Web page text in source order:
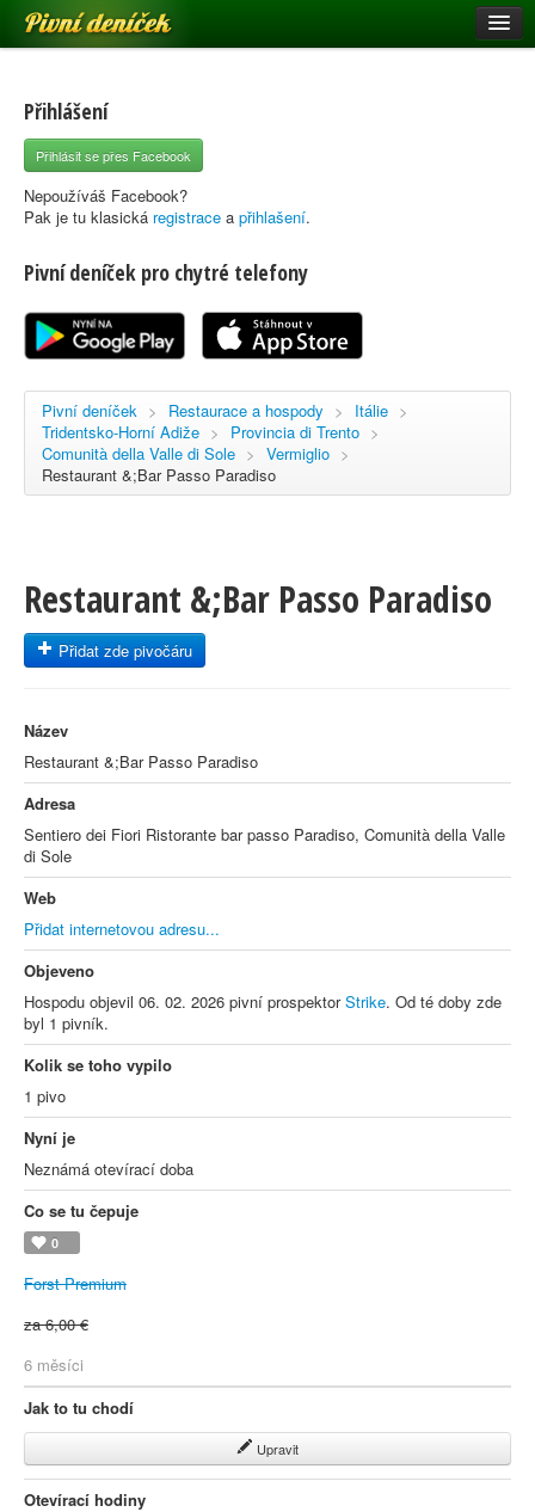
Pivní deníček
Pivní mapa
Pivní značky
Nápověda
Registrace
Přihlášení
Přihlásit se přes Facebook
Nepoužíváš Facebook?
Pak je tu klasická registrace a přihlašení.
Pivní deníček pro chytré telefony
Pivní deníček > Restaurace a hospody > Itálie >
Tridentsko-Horní Adiže > Provincia di Trento >
Comunità della Valle di Sole > Vermiglio >
Restaurant &;Bar Passo Paradiso
Restaurant &;Bar Passo Paradiso
Přidat zde pivočáru
Název
Restaurant &;Bar Passo Paradiso
Adresa
Sentiero dei Fiori Ristorante bar passo Paradiso, Comunità della Valle
di Sole
Web
Přidat internetovou adresu...
Objeveno
Hospodu objevil 06. 02. 2026 pivní prospektorStrike. Od té doby zde
byl 1 pivník.
Kolik se toho vypilo
1 pivo
Nyní je
Neznámá otevírací doba
Co se tu čepuje
0
Forst Premium
za 6,00 €
6 měsíci
Jak to tu chodí
Upravit
Otevírací hodiny